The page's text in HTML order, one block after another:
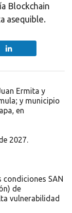
Blockchain
asequible.
Ermita y
y municipio
en
2027.
condiciones SAN
de
vulnerabilidad